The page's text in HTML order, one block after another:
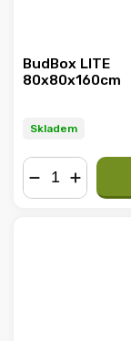
BudBox LITE
80x80x160cm
Skladem